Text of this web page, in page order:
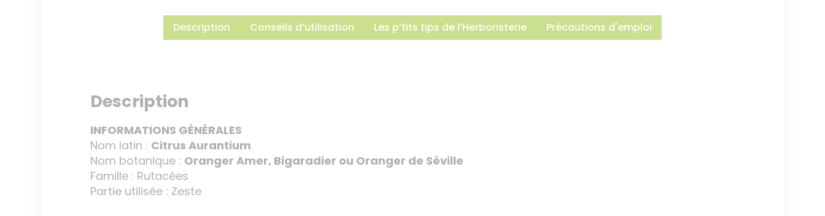
Description Conseils d’utilisation Les p’tits tips de l’Herboristerie Précautions d'emploi
Description
INFORMATIONS GÉNÉRALES
Nom latin : Citrus Aurantium
Nom botanique : Oranger Amer, Bigaradier ou Oranger de Séville
Famille : Rutacées
Partie utilisée : Zeste